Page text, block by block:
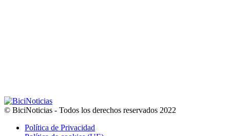
© BiciNoticias - Todos los derechos reservados 2022
Política de Privacidad